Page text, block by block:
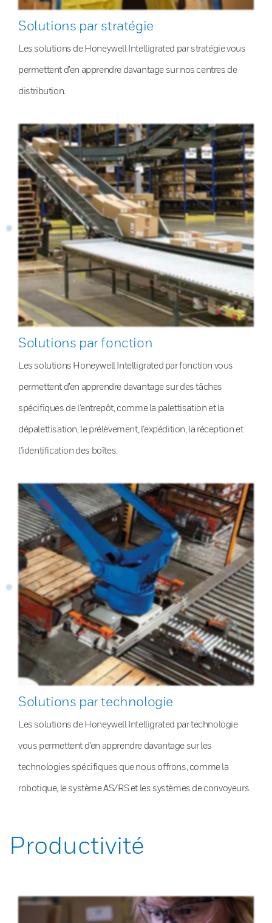
Solutions par stratégie
Les solutions de Honeywell Intelligrated par stratégie vous
permettent d’en apprendre davantage sur nos centres de
distribution.
Solutions par fonction
Les solutions Honeywell Intelligrated par fonction vous
permettent d’en apprendre davantage sur des tâches
spécifiques de l’entrepôt, comme la palettisation et la
dépalettisation, le prélèvement, l’expédition, la réception et
l’identification des boîtes.
Solutions par technologie
Les solutions de Honeywell Intelligrated par technologie
vous permettent d’en apprendre davantage sur les
technologies spécifiques que nous offrons, comme la
robotique, le système AS/RS et les systèmes de convoyeurs.
Productivité